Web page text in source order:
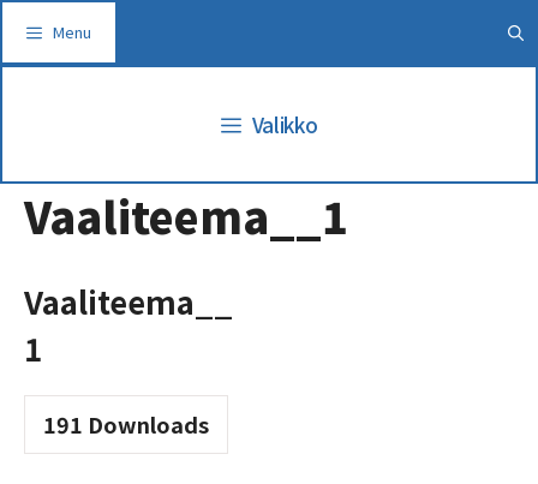
sisältöön
Menu
Valikko
Vaaliteema__1
Vaaliteema__
1
191 Downloads